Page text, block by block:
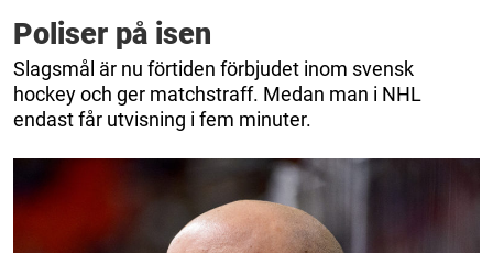
Poliser på isen
Slagsmål är nu förtiden förbjudet inom svensk
hockey och ger matchstraff. Medan man i NHL
endast får utvisning i fem minuter.